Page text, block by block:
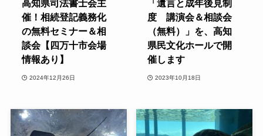
高知県司法書士会主
催！相続登記義務化
の無料セミナー＆相
談会【四万十市会場
情報あり】
2024年12月26日
「遺言と成年後見制
度 講演会＆相談会
（無料）」を、高知
県民文化ホールで開
催します
2023年10月18日